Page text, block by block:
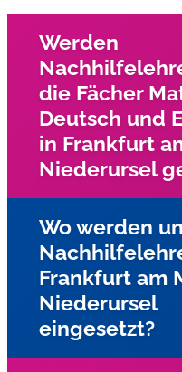
Werden
die Fächer
Deutsch und
in Frankfurt
Niederursel
Wir suchen in ganz
Umgebung nach
Fächer Mathe, Deutsch,
Wo werden
Frankfurt am
Niederursel
eingesetzt?